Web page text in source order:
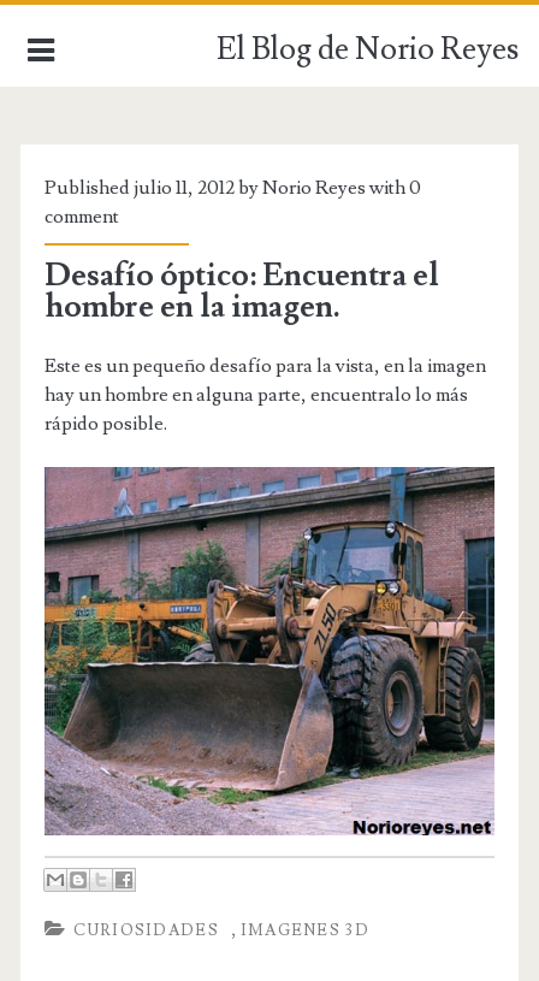
El Blog de Norio Reyes
Published julio 11, 2012 by Norio Reyes with0
comment
Desafío óptico: Encuentra el
hombre en la imagen.
Este es un pequeño desafío para la vista, en la imagen
hay un hombre en alguna parte, encuentralo lo más
rápido posible.
CURIOSIDADES , IMAGENES 3D